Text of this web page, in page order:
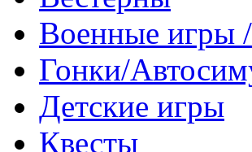
Военные игры
Гонки/
Детские игры
Квесты